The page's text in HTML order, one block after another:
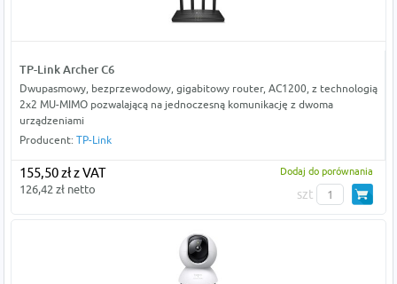
TP-Link Archer C6
Dwupasmowy, bezprzewodowy, gigabitowy router, AC1200, z technologią
2x2 MU-MIMO pozwalającą na jednoczesną komunikację z dwoma
urządzeniami
Producent: TP-Link
155,50 zł z VAT
126,42 zł netto
Dodaj do porównania
szt